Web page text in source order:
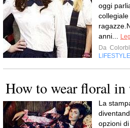
oggi
anni...
Da
LIFESTYLE
How to wear floral
La
opzioni